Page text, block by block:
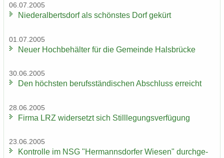
06.07.2005
Nie­der­al­berts­dorf als schöns­tes Dorf ge­kürt
01.07.2005
Neuer Hoch­be­häl­ter für die Ge­mein­de Hals­brü­cke
30.06.2005
Den höchs­ten be­rufs­stän­di­schen Ab­schluss er­reicht
28.06.2005
Firma LRZ wi­der­setzt sich Still­le­gungs­ver­fü­gung
23.06.2005
Kon­trol­le im NSG "Her­manns­dor­fer Wie­sen" durch­ge­